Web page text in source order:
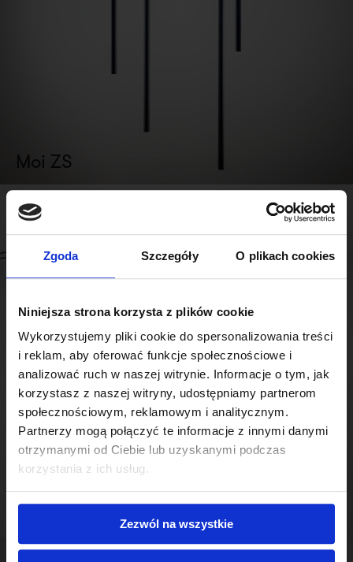
Zgoda Szczegóły O plikach cookies
Niniejsza strona korzysta z plików cookie
Wykorzystujemy pliki cookie do spersonalizowania treści
i reklam, aby oferować funkcje społecznościowe i
analizować ruch w naszej witrynie. Informacje o tym, jak
korzystasz z naszej witryny, udostępniamy partnerom
społecznościowym, reklamowym i analitycznym.
Partnerzy mogą połączyć te informacje z innymi danymi
otrzymanymi od Ciebie lub uzyskanymi podczas
korzystania z ich usług.
Zezwól na wszystkie
Moi ZS
Moonlight ZS